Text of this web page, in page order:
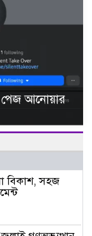
পেজ আনোয়ার
বিকাশ, সহজ